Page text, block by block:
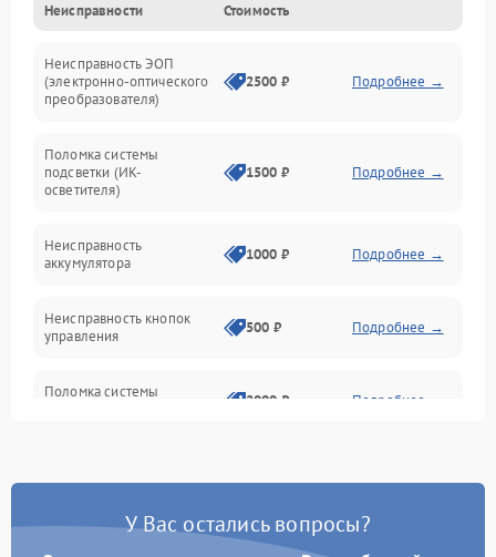
Механические повреждения
Неисправность управления
Оптика
Неисправности Стоимость
Неисправность ЭОП
(электронно-оптического
преобразователя)
2500 ₽ Подробнее →
Поломка системы
подсветки (ИК-
осветителя)
1500 ₽ Подробнее →
Неисправность
аккумулятора
1000 ₽ Подробнее →
Неисправность кнопок
управления
500 ₽ Подробнее →
Поломка системы
2000 ₽ Подробнее →
защиты от перегрузок
Неисправность системыУ Вас остались вопросы?